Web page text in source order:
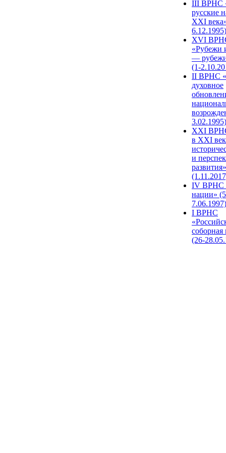
III ВРНС
русские
XXI
6.12.1995)
XVI
«Рубежи
—
(1-
II ВРНС
духовное
3.02.1995)
XХI
в XXI
и
развития»
IV ВРНС
нации»
7.06.1997)
I ВРНС
(26-